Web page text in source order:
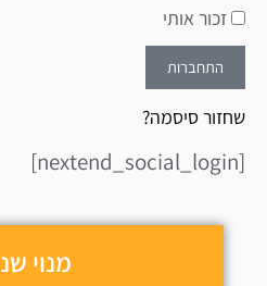
זכור אותי
התחברות
שחזור סיסמה?
[nextend_social_login]
מנוי